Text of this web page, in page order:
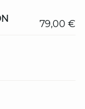
79,00 €